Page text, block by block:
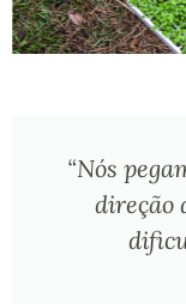
“Nós
direção